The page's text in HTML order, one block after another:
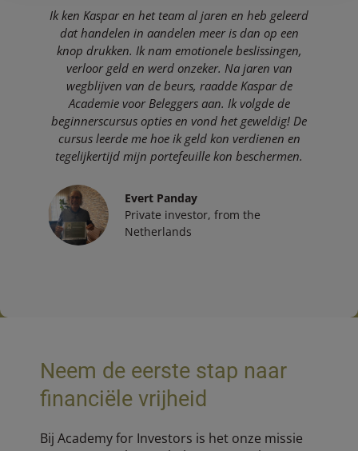
Ik ken Kaspar en het team al jaren en heb geleerd
dat handelen in aandelen meer is dan op een
knop drukken. Ik nam emotionele beslissingen,
verloor geld en werd onzeker. Na jaren van
wegblijven van de beurs, raadde Kaspar de
Academie voor Beleggers aan. Ik volgde de
beginnerscursus opties en vond het geweldig! De
cursus leerde me hoe ik geld kon verdienen en
tegelijkertijd mijn portefeuille kon beschermen.
Evert Panday
Private investor, from the
Netherlands
Neem de eerste stap naar
financiële vrijheid
Bij Academy for Investors is het onze missie